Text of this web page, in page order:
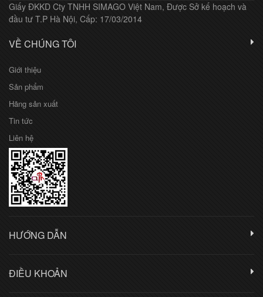
Giấy ĐKKD Cty TNHH SIMAGO Việt Nam, Được Sở kế hoạch và
đầu tư T.P Hà Nội, Cấp: 17/03/2014
VỀ CHÚNG TÔI
Giới thiệu
Sản phẩm
Hãng sản xuất
Tin tức
Liên hệ
HƯỚNG DẪN
ĐIỀU KHOẢN